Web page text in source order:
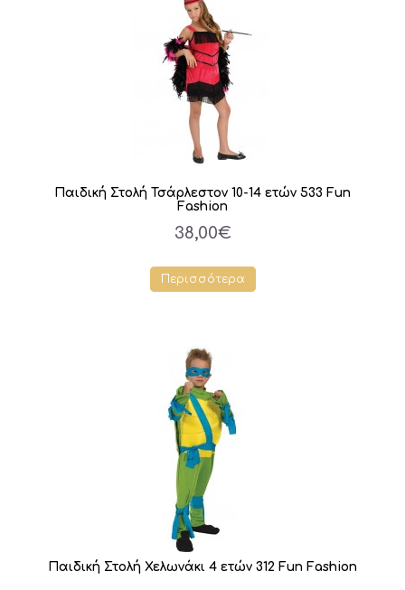
Παιδική Στολή Τσάρλεστον 10-14 ετών 533 Fun
Fashion
38,00€
Περισσότερα
Παιδική Στολή Χελωνάκι 4 ετών 312 Fun Fashion